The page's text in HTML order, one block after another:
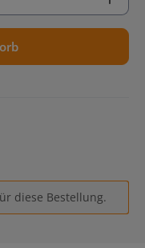
diese Bestellung.